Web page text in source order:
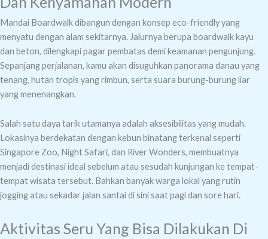
Mandai Boardwalk dibangun dengan konsep eco-friendly yang
menyatu dengan alam sekitarnya. Jalurnya berupa boardwalk kayu
dan beton, dilengkapi pagar pembatas demi keamanan pengunjung.
Sepanjang perjalanan, kamu akan disuguhkan panorama danau yang
tenang, hutan tropis yang rimbun, serta suara burung-burung liar
yang menenangkan.
Salah satu daya tarik utamanya adalah aksesibilitas yang mudah.
Lokasinya berdekatan dengan kebun binatang terkenal seperti
Singapore Zoo, Night Safari, dan River Wonders, membuatnya
menjadi destinasi ideal sebelum atau sesudah kunjungan ke tempat-
tempat wisata tersebut. Bahkan banyak warga lokal yang rutin
jogging atau sekadar jalan santai di sini saat pagi dan sore hari.
Aktivitas Seru Yang Bisa Dilakukan Di